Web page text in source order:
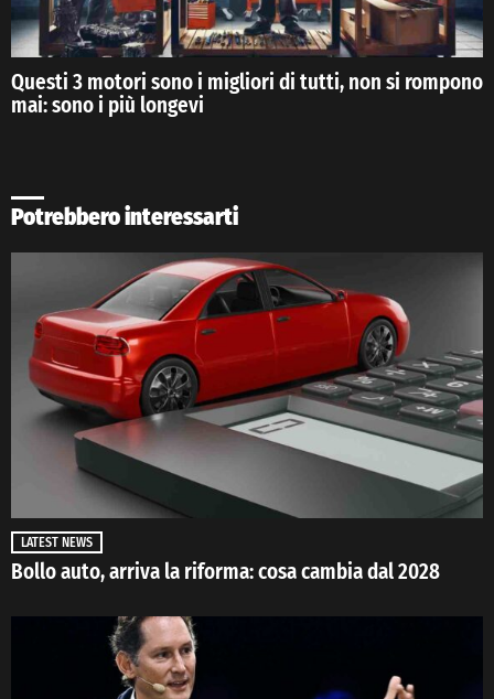
Questi 3 motori sono i migliori di tutti, non si rompono
mai: sono i più longevi
Potrebbero interessarti
LATEST NEWS
Bollo auto, arriva la riforma: cosa cambia dal 2028